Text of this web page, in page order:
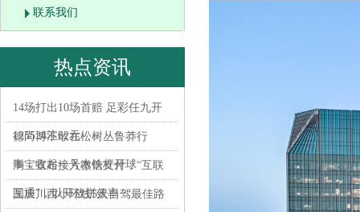
联系我们
热点资讯
14场打出10场首赔 足彩任九开
125524注62元
德尚博不敢在松树丛鲁莽行
事：收起一号木铁杆开球
淘宝宣布接入微信支付，“互联
互通”，以开放拼效率
国庆川西小环线5天自驾最佳路